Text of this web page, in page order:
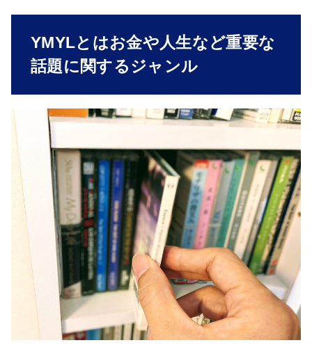
YMYLとはお金や人生など重要な
話題に関するジャンル